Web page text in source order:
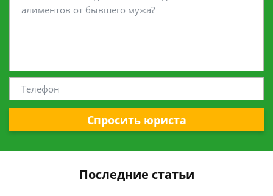
Спросить юриста
Последние статьи